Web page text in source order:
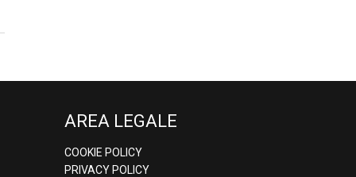
AREA LEGALE
COOKIE POLICY
PRIVACY POLICY